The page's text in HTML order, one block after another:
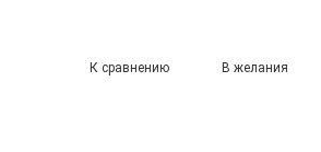
К сравнению В желания